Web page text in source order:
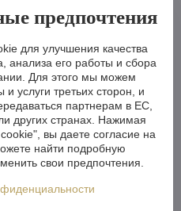
предпочтения
для улучшения качества
анализа его работы и сбора
Для этого мы можем
и услуги третьих сторон, и
партнерам в ЕС,
других странах. Нажимая
вы даете согласие на
найти подробную
свои предпочтения.